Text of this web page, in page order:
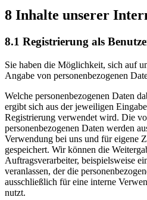
8 Inhalte unserer
8.1 Registrierung als
Sie haben die Möglichkeit, sich auf
Angabe von personenbezogenen
Welche personenbezogenen Daten
ergibt sich aus der jeweiligen
Registrierung verwendet wird. Die
personenbezogenen Daten werden
Verwendung bei uns und für eigene
gespeichert. Wir können die
Auftragsverarbeiter, beispielsweise
veranlassen, der die
ausschließlich für eine interne
nutzt.